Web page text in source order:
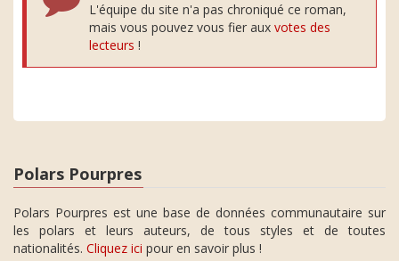
L'équipe du site n'a pas chroniqué ce roman,
mais vous pouvez vous fier aux votes des
lecteurs !
Polars Pourpres
Polars Pourpres est une base de données communautaire sur
les polars et leurs auteurs, de tous styles et de toutes
nationalités. Cliquez ici pour en savoir plus !